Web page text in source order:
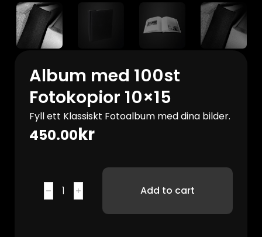
Album med 100st
Fotokopior 10×15
Fyll ett Klassiskt Fotoalbum med dina bilder.
450.00kr
Add to cart